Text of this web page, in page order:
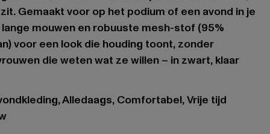
Gemaakt voor op het podium of een avond in je
mouwen en robuuste mesh-stof (95%
voor een look die houding toont, zonder
die weten wat ze willen – in zwart, klaar
Alledaags, Comfortabel, Vrije tijd